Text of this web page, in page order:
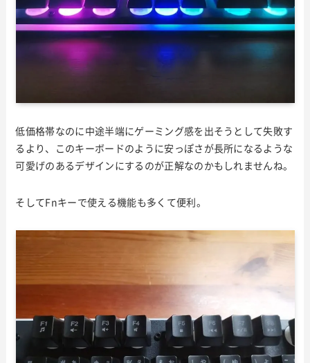
低価格帯なのに中途半端にゲーミング感を出そうとして失敗す
るより、このキーボードのように安っぽさが長所になるような
可愛げのあるデザインにするのが正解なのかもしれませんね。
そしてFnキーで使える機能も多くて便利。